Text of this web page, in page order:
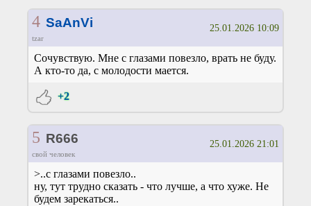
4 SaAnVi
tzar
25.01.2026 10:09
Сочувствую. Мне с глазами повезло, врать не буду.
А кто-то да, с молодости мается.
+2
5 R666
свой человек
25.01.2026 21:01
>..с глазами повезло..
ну, тут трудно сказать - что лучше, а что хуже. Не
будем зарекаться..